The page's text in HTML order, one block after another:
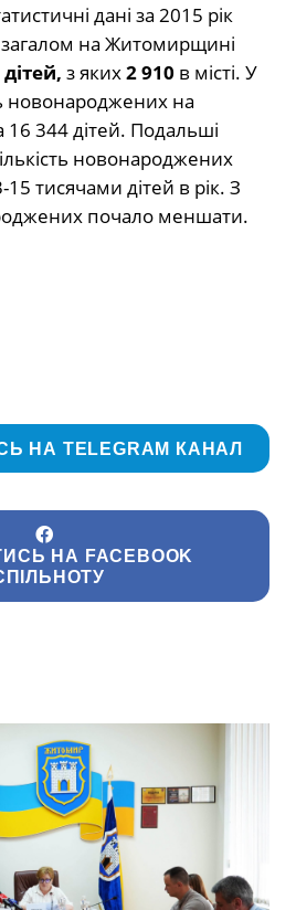
дані за 2015 рік
на Житомирщині
з яких2 910 в місті. У
новонароджених на
16 344 дітей. Подальші
новонароджених
тисячами дітей в рік. З
почало меншати.
НА TELEGRAM КАНАЛ
НА FACEBOOK